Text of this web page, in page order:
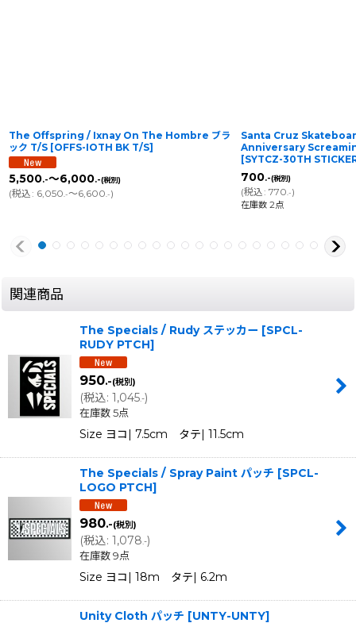
The Offspring / Ixnay On The Hombre ブラ
ック T/S [OFFS-IOTH BK T/S]
5,500.-～6,000.-(税別)
(税込: 6,050 .-～6,600 .-)
Santa Cruz
Anniversary
[SYTCZ-30TH
700.-(税別)
(税込: 770 .-)
在庫数 2点
関連商品
The Specials / Rudy ステッカー [SPCL-
RUDY PTCH]
950.-(税別)
(税込: 1,045.-)
在庫数 5点
Size ヨコ| 7.5cm タテ| 11.5cm
The Specials / Spray Paint パッチ [SPCL-
LOGO PTCH]
980.-(税別)
(税込: 1,078 .-)
在庫数 9点
Size ヨコ| 18m タテ| 6.2m
Unity Cloth パッチ [UNTY-UNTY]